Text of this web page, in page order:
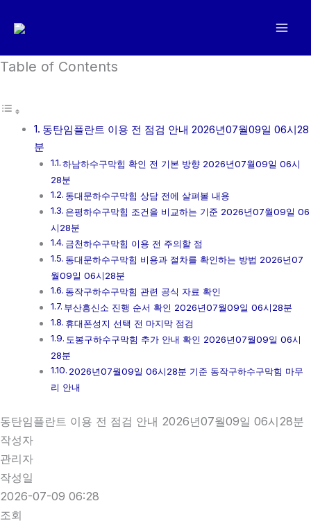
로
너
Table of Contents
동탄임플란트 이용 전 점검 안내 2026년07월09일 06시28
분
하남하수구막힘 확인 전 기본 방향 2026년07월09일 06시
28분
동대문하수구막힘 상담 전에 살펴볼 내용
은평하수구막힘 조건을 비교하는 기준 2026년07월09일 06
시28분
금천하수구막힘 이용 전 주의할 점
동대문하수구막힘 비용과 절차를 확인하는 방법 2026년07
월09일 06시28분
동작구하수구막힘 관련 공식 자료 확인
부산흥신소 진행 순서 확인 2026년07월09일 06시28분
휴대폰성지 선택 전 마지막 점검
도봉구하수구막힘 추가 안내 확인 2026년07월09일 06시
28분
2026년07월09일 06시28분 기준 동작구하수구막힘 마무
리 안내
동탄임플란트 이용 전 점검 안내 2026년07월09일 06시28분
작성자
관리자
작성일
2026-07-09 06:28
조회